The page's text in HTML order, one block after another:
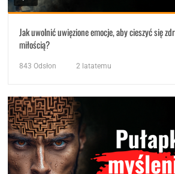
Jak uwolnić uwięzione emocje, aby cieszyć się
miłością?
843 Odsłon 2 latatemu